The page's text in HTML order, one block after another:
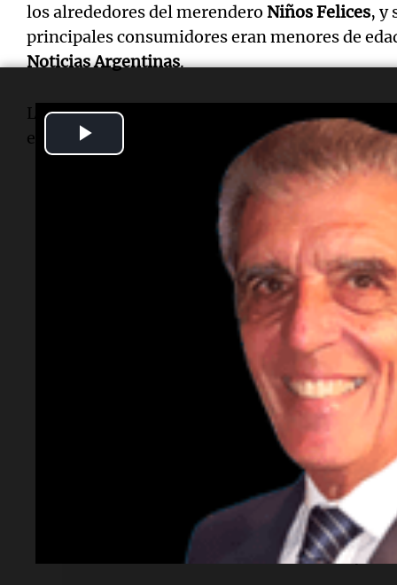
los alrededores del merendero Niños Felices, y
principales consumidores eran menores de
Noticias Argentinas.
Los detenidos enfrentan cargos por el delito de
estupefacientes y fueron trasladados a la sede
¿Qué ocurrió en Córdoba?
Se desarticuló una banda narco con 12
3.000 dosis de droga.
¿Cuántas personas fueron arrestadas?
Un total de 12 personas fueron detenidas
¿Dónde se realizaron los allanamientos?
Los operativos se llevaron a cabo en
como Cooperativa 16 de Abril y Ciudad Evita.
¿Qué tipo de droga fue incautada?
Se incautaron 1.823 dosis de cocaína y